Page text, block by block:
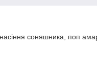
соняшника, поп